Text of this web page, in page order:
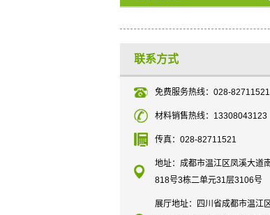
联系方式
免费服务热线：028-82711521
材料销售热线：13308043123
传真：028-82711521
地址：成都市温江区凤溪大道
818号3栋二单元31层3106号
展厅地址：四川省成都市温江